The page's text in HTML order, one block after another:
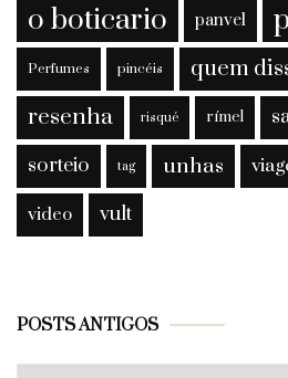
o boticario panvel
Perfumes pincéis quem
resenha risqué rímel
sorteio tag unhas
video vult
POSTS ANTIGOS
Posts